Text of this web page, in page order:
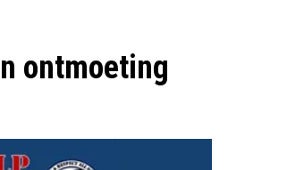
ontmoeting